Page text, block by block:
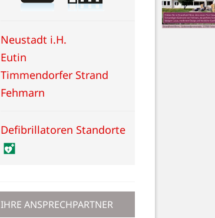
Neustadt i.H.
Eutin
Timmendorfer Strand
Fehmarn
Defibrillatoren Standorte
IHRE ANSPRECHPARTNER